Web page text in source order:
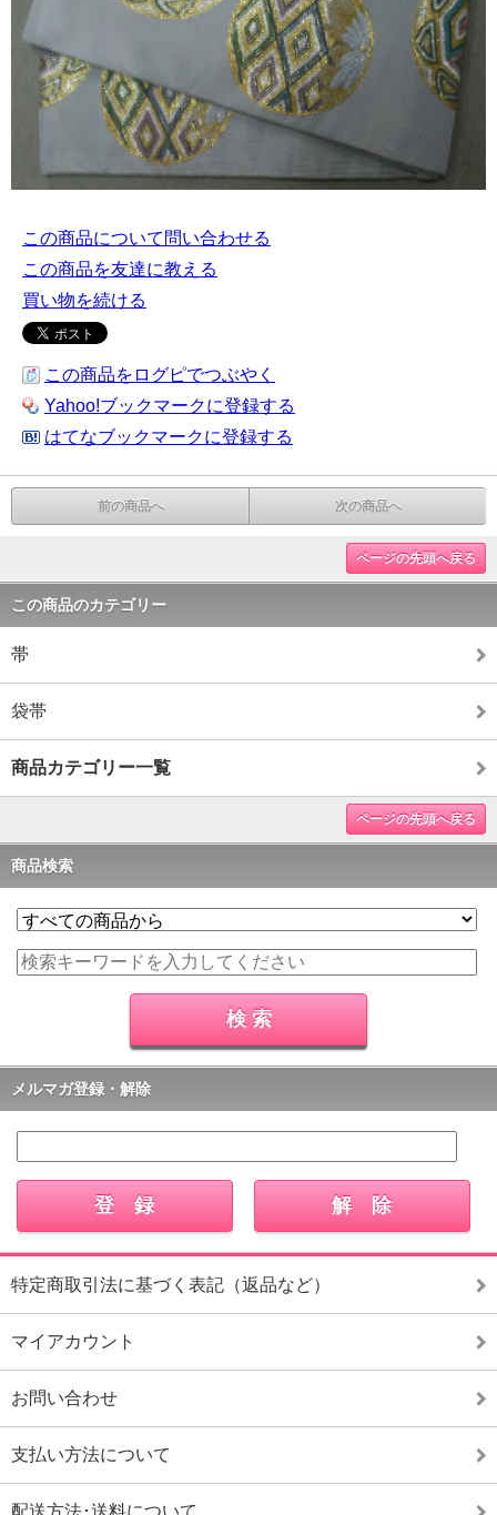
この商品について問い合わせる
この商品を友達に教える
買い物を続ける
この商品をログピでつぶやく
Yahoo!ブックマークに登録する
はてなブックマークに登録する
前の商品へ 次の商品へ
ページの先頭へ戻る
この商品のカテゴリー
帯
袋帯
商品カテゴリー一覧
ページの先頭へ戻る
商品検索
メルマガ登録・解除
特定商取引法に基づく表記（返品など）
マイアカウント
お問い合わせ
支払い方法について
配送方法･送料について